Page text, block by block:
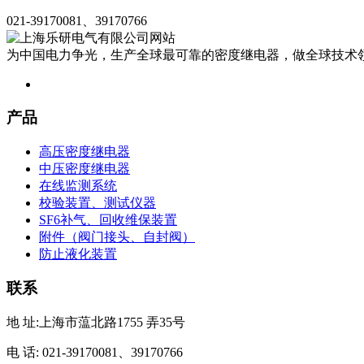
021-39170081、39170766
为中国电力争光，生产全球最可靠的密度继电器，做全球技术
产品
高压密度继电器
中压密度继电器
在线监测系统
校验装置、测试仪器
SF6补气、回收维保装置
附件（阀门接头、自封阀）
防止液化装置
联系
地 址:上海市蕰北路1755 弄35号
电 话: 021-39170081、39170766